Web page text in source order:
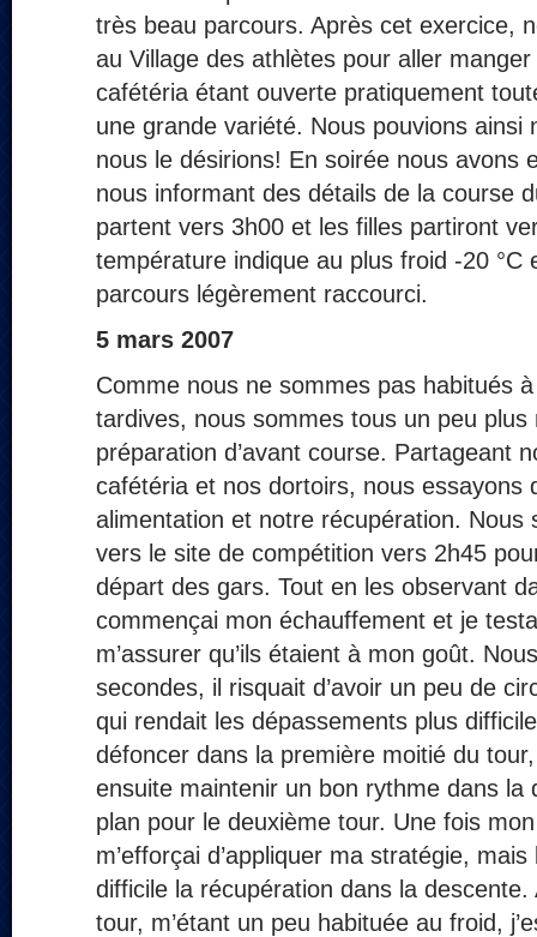
très beau parcours. Après cet exercice,
au Village des athlètes pour aller
cafétéria étant ouverte pratiquement
une grande variété. Nous pouvions ainsi
nous le désirions! En soirée nous avons
nous informant des détails de la course
partent vers 3h00 et les filles partiront
température indique au plus froid -20 °C
parcours légèrement raccourci.
5 mars 2007
Comme nous ne sommes pas habitués
tardives, nous sommes tous un peu plus
préparation d’avant course. Partageant
cafétéria et nos dortoirs, nous essayons
alimentation et notre récupération. Nous
vers le site de compétition vers 2h45
départ des gars. Tout en les observant
commençai mon échauffement et je
m’assurer qu’ils étaient à mon goût.
secondes, il risquait d’avoir un peu de
qui rendait les dépassements plus
défoncer dans la première moitié du
ensuite maintenir un bon rythme dans la
plan pour le deuxième tour. Une fois
m’efforçai d’appliquer ma stratégie,
difficile la récupération dans la
tour, m’étant un peu habituée au froid,